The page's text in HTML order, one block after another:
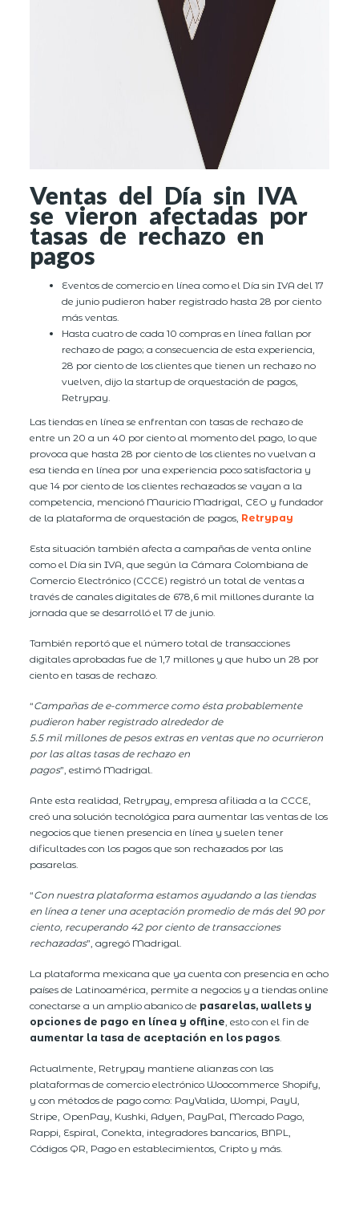
Ventas del Día sin IVA
se vieron afectadas por
tasas de rechazo en
pagos
Eventos de comercio en línea como el Día sin IVA del 17
de junio pudieron haber registrado hasta 28 por ciento
más ventas.
Hasta cuatro de cada 10 compras en línea fallan por
rechazo de pago; a consecuencia de esta experiencia,
28 por ciento de los clientes que tienen un rechazo no
vuelven, dijo la startup de orquestación de pagos,
Retrypay.
Las tiendas en línea se enfrentan con tasas de rechazo de
entre un 20 a un 40 por ciento al momento del pago, lo que
provoca que hasta 28 por ciento de los clientes no vuelvan a
esa tienda en línea por una experiencia poco satisfactoria y
que 14 por ciento de los clientes rechazados se vayan a la
competencia, mencionó Mauricio Madrigal, CEO y fundador
de la plataforma de orquestación de pagos, Retrypay
Esta situación también afecta a campañas de venta online
como el Día sin IVA, que según la Cámara Colombiana de
Comercio Electrónico (CCCE) registró un total de ventas a
través de canales digitales de 678,6 mil millones durante la
jornada que se desarrolló el 17 de junio.
También reportó que el número total de transacciones
digitales aprobadas fue de 1,7 millones y que hubo un 28 por
ciento en tasas de rechazo.
“Campañas de e-commerce como ésta probablemente
pudieron haber registrado alrededor de
5.5 mil millones de pesos extras en ventas que no ocurrieron
por las altas tasas de rechazo en
pagos”, estimó Madrigal.
Ante esta realidad, Retrypay, empresa afiliada a la CCCE,
creó una solución tecnológica para aumentar las ventas de los
negocios que tienen presencia en línea y suelen tener
dificultades con los pagos que son rechazados por las
pasarelas.
“Con nuestra plataforma estamos ayudando a las tiendas
en línea a tener una aceptación promedio de más del 90 por
ciento, recuperando 42 por ciento de transacciones
rechazadas”, agregó Madrigal.
La plataforma mexicana que ya cuenta con presencia en ocho
países de Latinoamérica, permite a negocios y a tiendas online
conectarse a un amplio abanico de pasarelas, wallets y
opciones de pago en línea y offline, esto con el fin de
aumentar la tasa de aceptación en los pagos.
Actualmente, Retrypay mantiene alianzas con las
plataformas de comercio electrónico Woocommerce Shopify,
y con métodos de pago como: PayValida, Wompi, PayU,
Stripe, OpenPay, Kushki, Adyen, PayPal, Mercado Pago,
Rappi, Espiral, Conekta, integradores bancarios, BNPL,
Códigos QR, Pago en establecimientos, Cripto y más.